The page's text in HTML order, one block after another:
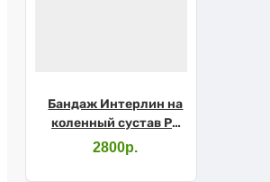
Бандаж Интерлин на
коленный сустав PK
K02 р.L, бежевый
2800р.